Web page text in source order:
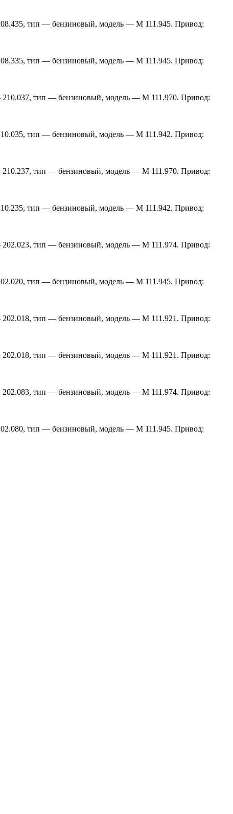
тип — бензиновый, модель — M 111.945. Привод:
тип — бензиновый, модель — M 111.945. Привод:
тип — бензиновый, модель — M 111.970. Привод:
тип — бензиновый, модель — M 111.942. Привод:
тип — бензиновый, модель — M 111.970. Привод:
тип — бензиновый, модель — M 111.942. Привод:
тип — бензиновый, модель — M 111.974. Привод:
тип — бензиновый, модель — M 111.945. Привод:
тип — бензиновый, модель — M 111.921. Привод:
тип — бензиновый, модель — M 111.921. Привод:
тип — бензиновый, модель — M 111.974. Привод:
тип — бензиновый, модель — M 111.945. Привод: